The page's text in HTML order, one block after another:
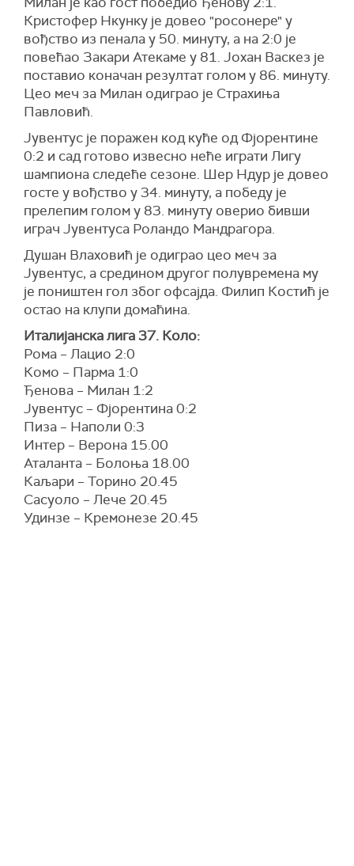
Кристофер Нкунку је довео "росонере" у
вођство из пенала у 50. минуту, а на 2:0 је
повећао Закари Атекаме у 81. Јохан Васкез је
поставио коначан резултат голом у 86. минуту.
Цео меч за Милан одиграо је Страхиња
Павловић.
Јувентус је поражен код куће од Фјорентине
0:2 и сад готово извесно неће играти Лигу
шампиона следеће сезоне. Шер Ндур је довео
госте у вођство у 34. минуту, а победу је
прелепим голом у 83. минуту оверио бивши
играч Јувентуса Роландо Мандрагора.
Душан Влаховић је одиграо цео меч за
Јувентус, а средином другог полувремена му
је поништен гол због офсајда. Филип Костић је
остао на клупи домаћина.
Италијанска лига 37. Коло:
Рома – Лацио 2:0
Комо – Парма 1:0
Ђенова – Милан 1:2
Јувентус – Фјорентина 0:2
Пиза – Наполи 0:3
Интер – Верона 15.00
Аталанта – Болоња 18.00
Каљари – Торино 20.45
Сасуоло – Лече 20.45
Удинзе – Кремонезе 20.45